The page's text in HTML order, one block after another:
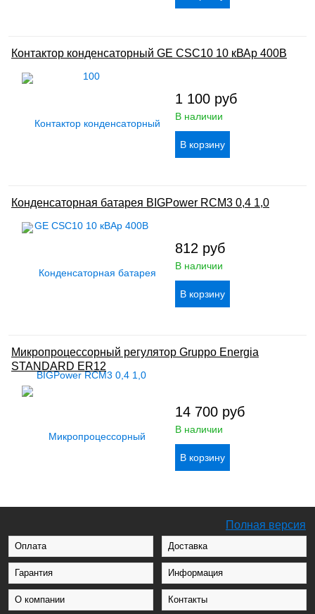
Контактор конденсаторный GE CSC10 10 кВАр 400В
1 100 руб
В наличии
Конденсаторная батарея BIGPower RCM3 0,4 1,0
812 руб
В наличии
Микропроцессорный регулятор Gruppo Energia
STANDARD ER12
14 700 руб
В наличии
Полная версия
Оплата Доставка
Гарантия Информация
О компании Контакты